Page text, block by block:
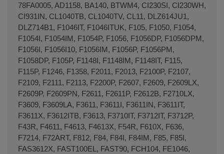
78FA0005, AD1158, BA140, BTWM4, CI230SI, CI230WH,
CI931IN, CL1040TB, CL1040TV, CL11, DLZ614JU1,
DLZ714B1, F1046IT, F1046ITUK, F105, F1050, F1054,
F1054I, F1054IM, F1054P, F1056, F1056DP, F1056DPM,
F1056I, F1056I10, F1056IM, F1056P, F1056PM,
F1058DP, F105P, F1148I, F1148IM, F1148IT, F115,
F115P, F1246, F1358, F2011, F2013, F2100P, F2107,
F2109, F2111, F2113, F2200P, F2607, F2609, F2609LX,
F2609P, F2609PN, F2611, F2611P, F2612B, F2710LX,
F3609, F3609LA, F3611, F3611I, F3611IN, F3611IT,
F3611X, F3612ITB, F3613, F3710IT, F3712IT, F3712P,
F43R, F4611, F4613, F4613X, F54R, F610X, F636,
F7214, F72ART, F812, F84, F84I, F84IM, F85, F85I,
FAS3612X, FAST100EL, FAST90, FCH104, FE1046,